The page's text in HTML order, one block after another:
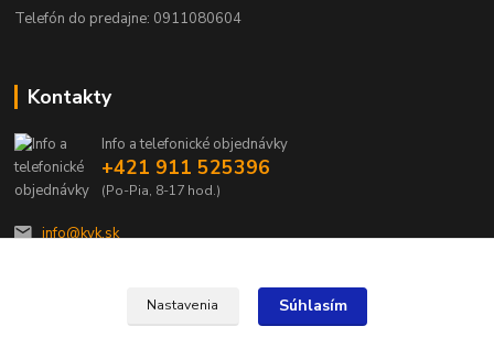
Telefón do predajne: 0911080604
Kontakty
Info a telefonické objednávky
+421 911 525396
(Po-Pia, 8-17 hod.)
info@kvk.sk
Nastavenia Súhlasím